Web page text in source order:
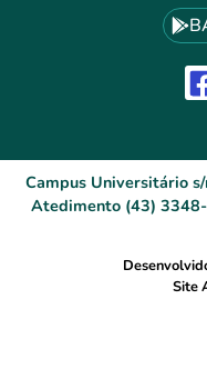
Campus Universitário
Atedimento (43)
Site